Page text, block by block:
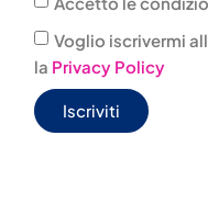
Voglio iscrivermi
la Privacy Policy
Iscriviti